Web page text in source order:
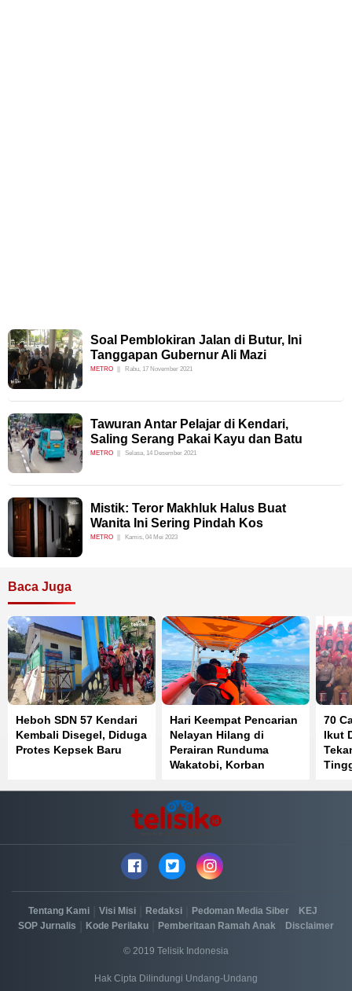
Soal Pemblokiran Jalan di Butur, Ini
Tanggapan Gubernur Ali Mazi
METRO Rabu, 17 November 2021
Tawuran Antar Pelajar di Kendari,
Saling Serang Pakai Kayu dan Batu
METRO Selasa, 14 Desember 2021
Mistik: Teror Makhluk Halus Buat
Wanita Ini Sering Pindah Kos
METRO Kamis, 04 Mei 2023
Baca Juga
Heboh SDN 57 Kendari
Kembali Disegel, Diduga
Protes Kepsek Baru
Hari Keempat Pencarian
Nelayan Hilang di
Perairan Runduma
Wakatobi, Korban
70
Ikut
Tentang Kami Visi Misi Redaksi Pedoman Media Siber KEJ
SOP Jurnalis Kode Perilaku Pemberitaan Ramah Anak Disclaimer
© 2019 Telisik Indonesia
Hak Cipta Dilindungi Undang-Undang